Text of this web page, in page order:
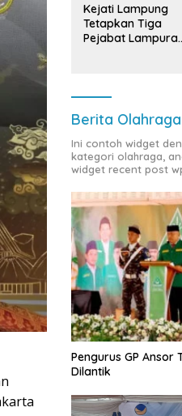
Kejati Lampung
Tetapkan Tiga
Pejabat Lampura
Berita Olahraga
Ini contoh widget
kategori olahraga,
widget recent post
Pengurus GP Ansor
Dilantik